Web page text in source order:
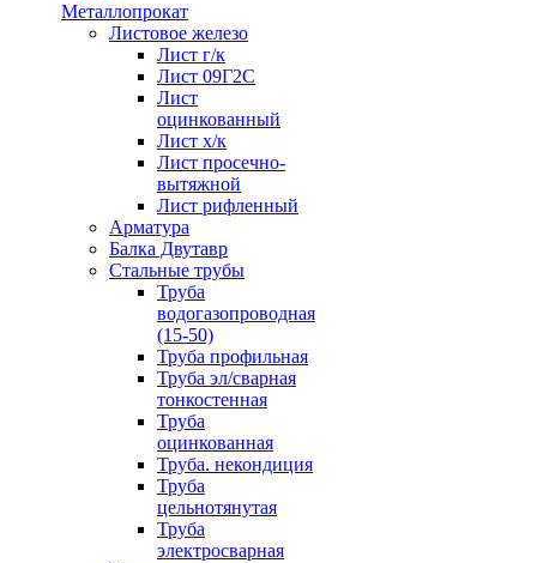
Металлопрокат
Листовое железо
Лист г/к
Лист 09Г2С
Лист
оцинкованный
Лист х/к
Лист просечно-
вытяжной
Лист рифленный
Арматура
Балка Двутавр
Стальные трубы
Труба
водогазопроводная
(15-50)
Труба профильная
Труба эл/сварная
тонкостенная
Труба
оцинкованная
Труба. некондиция
Труба
цельнотянутая
Труба
электросварная